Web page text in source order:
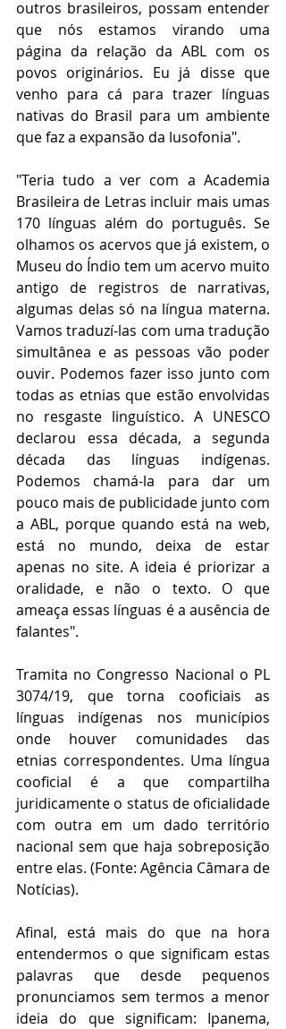
outros brasileiros, possam entender
que nós estamos virando uma
página da relação da ABL com os
povos originários. Eu já disse que
venho para cá para trazer línguas
nativas do Brasil para um ambiente
que faz a expansão da lusofonia".
"Teria tudo a ver com a Academia
Brasileira de Letras incluir mais umas
170 línguas além do português. Se
olhamos os acervos que já existem, o
Museu do Índio tem um acervo muito
antigo de registros de narrativas,
algumas delas só na língua materna.
Vamos traduzí-las com uma tradução
simultânea e as pessoas vão poder
ouvir. Podemos fazer isso junto com
todas as etnias que estão envolvidas
no resgaste linguístico. A UNESCO
declarou essa década, a segunda
década das línguas indígenas.
Podemos chamá-la para dar um
pouco mais de publicidade junto com
a ABL, porque quando está na web,
está no mundo, deixa de estar
apenas no site. A ideia é priorizar a
oralidade, e não o texto. O que
ameaça essas línguas é a ausência de
falantes".
Tramita no Congresso Nacional o PL
3074/19, que torna cooficiais as
línguas indígenas nos municípios
onde houver comunidades das
etnias correspondentes. Uma língua
cooficial é a que compartilha
juridicamente o status de oficialidade
com outra em um dado território
nacional sem que haja sobreposição
entre elas. (Fonte: Agência Câmara de
Notícias).
Afinal, está mais do que na hora
entendermos o que significam estas
palavras que desde pequenos
pronunciamos sem termos a menor
ideia do que significam: Ipanema,